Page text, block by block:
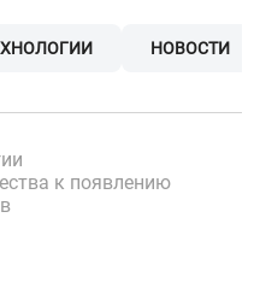
НОВОСТИ
к появлению